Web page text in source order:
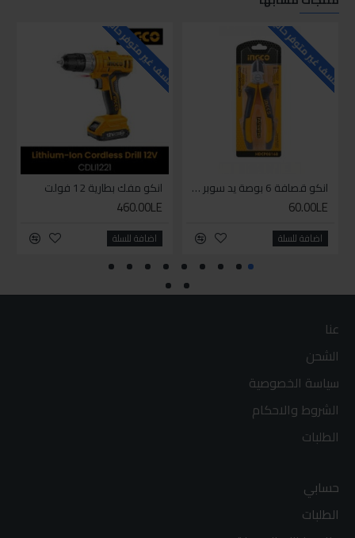
للاسف غير متوفر حاليا
انكو قصافة 6 بوصة يد سوبر وان
60.00LE
اضافة للسلة
للاسف غير متوفر حاليا
انكو مفك بطارية 12 فولت
460.00LE
اضافة للسلة
عنا
الشحن
سياسة الخصوصية
الشروط والاحكام
الطلبات
حسابي
الطلبات